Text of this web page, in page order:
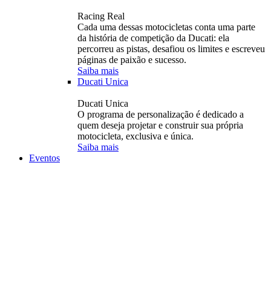
Racing Real
Cada uma dessas motocicletas conta uma parte
da história de competição da Ducati: ela
percorreu as pistas, desafiou os limites e escreveu
páginas de paixão e sucesso.
Saiba mais
Ducati Unica
Ducati Unica
O programa de personalização é dedicado a
quem deseja projetar e construir sua própria
motocicleta, exclusiva e única.
Saiba mais
Eventos